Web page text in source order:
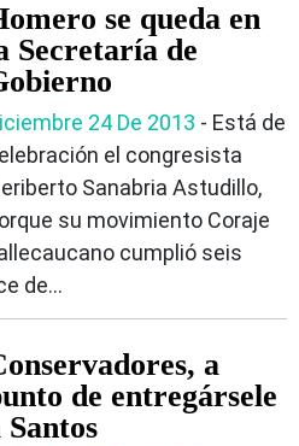
se queda en
Secretaría de
24 De 2013 - Está de
el congresista
Sanabria Astudillo,
su movimiento Coraje
cumplió seis
de...
a
de entregársele
Santos